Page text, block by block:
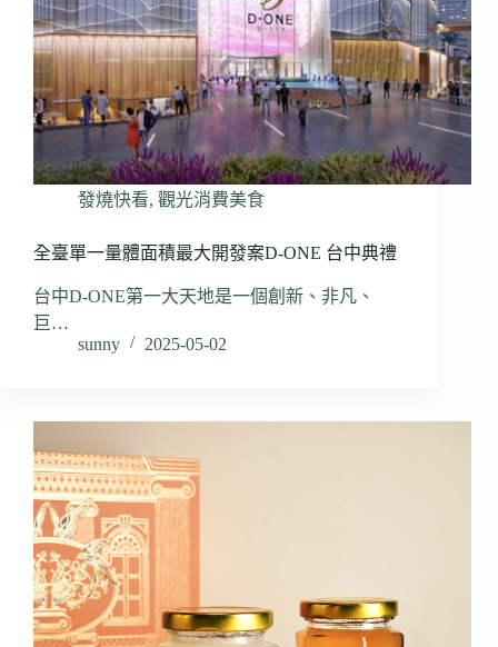
發燒快看, 觀光消費美食
全臺單一量體面積最大開發案D-ONE 台中典禮
台中D-ONE第一大天地是一個創新、非凡、
巨…
sunny
2025-05-02